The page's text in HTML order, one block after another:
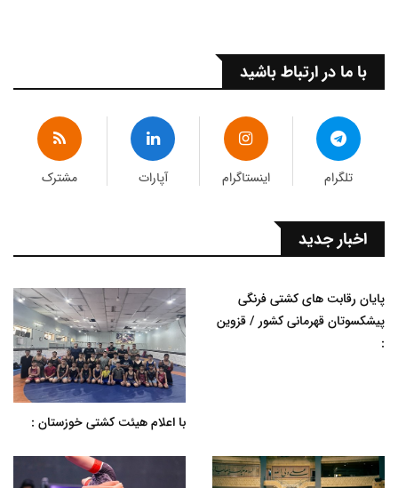
با ما در ارتباط باشید
تلگرام اینستاگرام آپارات مشترک
اخبار جدید
پایان رقابت های کشتی فرنگی
پیشکسوتان قهرمانی کشور / قزوین
:
با اعلام هیئت کشتی خوزستان :